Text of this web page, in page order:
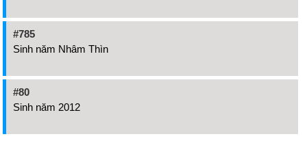
#785
Sinh năm Nhâm Thìn
#80
Sinh năm 2012